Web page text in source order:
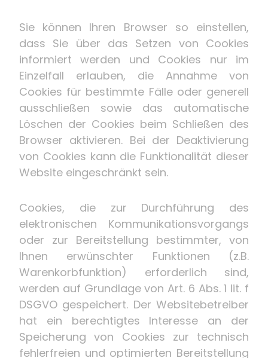
Sie können Ihren Browser so einstellen,
dass Sie über das Setzen von Cookies
informiert werden und Cookies nur im
Einzelfall erlauben, die Annahme von
Cookies für bestimmte Fälle oder generell
ausschließen sowie das automatische
Löschen der Cookies beim Schließen des
Browser aktivieren. Bei der Deaktivierung
von Cookies kann die Funktionalität dieser
Website eingeschränkt sein.
Cookies, die zur Durchführung des
elektronischen Kommunikationsvorgangs
oder zur Bereitstellung bestimmter, von
Ihnen erwünschter Funktionen (z.B.
Warenkorbfunktion) erforderlich sind,
werden auf Grundlage von Art. 6 Abs. 1 lit. f
DSGVO gespeichert. Der Websitebetreiber
hat ein berechtigtes Interesse an der
Speicherung von Cookies zur technisch
fehlerfreien und optimierten Bereitstellung